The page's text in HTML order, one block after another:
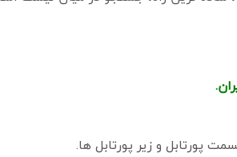
پورتابل و زیر پورتابل ها.